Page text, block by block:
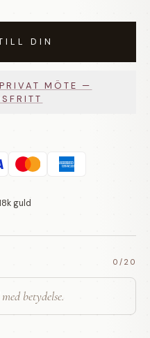
DIN
MÖTE —
guld
0 /20